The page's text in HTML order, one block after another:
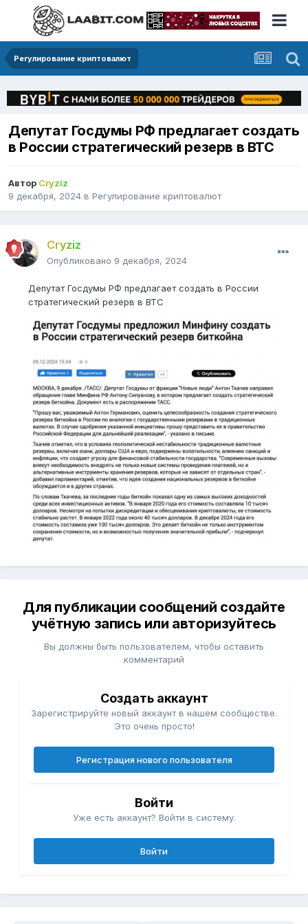
Регулирование криптовалют
Депутат Госдумы РФ предлагает создать
в России стратегический резерв в BTC
Автор Cryziz
9 декабря, 2024 в Регулирование криптовалют
Cryziz
Опубликовано 9 декабря, 2024
Депутат Госдумы РФ предлагает создать в России
стратегический резерв в BTC
Для публикации сообщений создайте
учётную запись или авторизуйтесь
Вы должны быть пользователем, чтобы оставить
комментарий
Создать аккаунт
Зарегистрируйте новый аккаунт в нашем сообществе.
Это очень просто!
Регистрация нового пользователя
Войти
Уже есть аккаунт? Войти в систему.
Войти